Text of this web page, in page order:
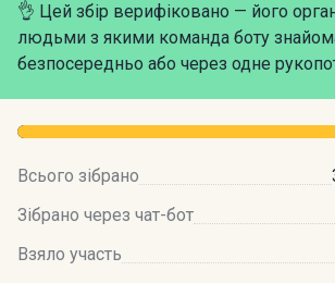
👌 Цей збір верифіковано — його
людьми з якими команда боту
безпосередньо або через одне
Всього зібрано
Зібрано через чат-бот
Взяло участь